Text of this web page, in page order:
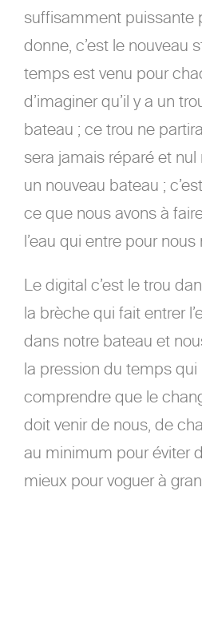
suffisamment puissante
donne, c’est le nouveau
temps est venu pour
d’imaginer qu’il y a un
bateau ; ce trou ne
sera jamais réparé et
un nouveau bateau ;
ce que nous avons à
l’eau qui entre pour
Le digital c’est le trou
la brèche qui fait entrer
dans notre bateau et
la pression du temps
comprendre que le
doit venir de nous, de
au minimum pour éviter
mieux pour voguer à